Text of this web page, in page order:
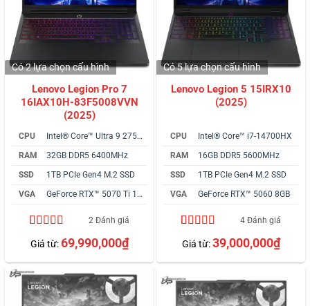
Lenovo Legion Pro 7
16IAX10H-83F5008VVN
(2025)
CPU
Intel® Core™ Ultra 9 275HX
RAM
32GB DDR5 6400MHz
SSD
1TB PCIe Gen4 M.2 SSD
VGA
GeForce RTX™ 5070 Ti 12GB
trên 5
dựa trên
2 Đánh giá
Giá từ:69,990,000₫
Có 2 lựa chọncấu hình
Lenovo Legion 5 15IRX10
(2025)
CPU
Intel® Core™ i7-14700HX
RAM
16GB DDR5 5600MHz
SSD
1TB PCIe Gen4 M.2 SSD
VGA
GeForce RTX™ 5060 8GB
trên 5
dựa trên
4 Đánh giá
Giá từ:39,000,000₫
Có 5 lựa chọncấu hình